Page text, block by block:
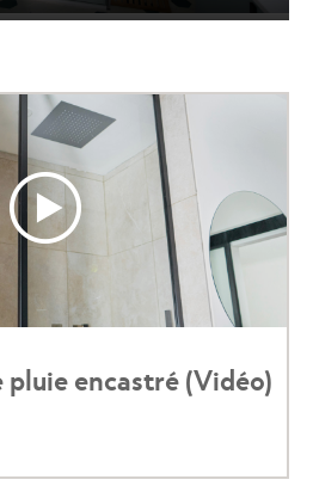
pluie encastré (Vidéo)